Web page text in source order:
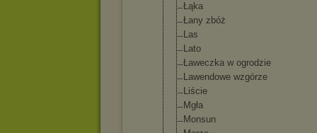
Łąka
Łany zbóż
Las
Lato
Ławeczka w ogrodzie
Lawendowe wzgórze
Liście
Mgła
Monsun